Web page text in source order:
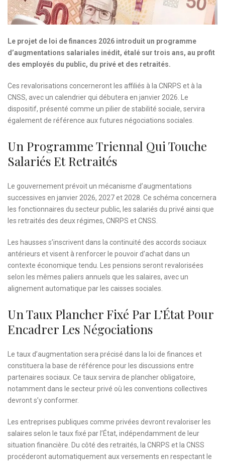
Le projet de loi de finances 2026 introduit un programme
d’augmentations salariales inédit, étalé sur trois ans, au profit
des employés du public, du privé et des retraités.
Ces revalorisations concerneront les affiliés à la CNRPS et à la
CNSS, avec un calendrier qui débutera en janvier 2026. Le
dispositif, présenté comme un pilier de stabilité sociale, servira
également de référence aux futures négociations sociales.
Un Programme Triennal Qui Touche
Salariés Et Retraités
Le gouvernement prévoit un mécanisme d’augmentations
successives en janvier 2026, 2027 et 2028. Ce schéma concernera
les fonctionnaires du secteur public, les salariés du privé ainsi que
les retraités des deux régimes, CNRPS et CNSS.
Les hausses s’inscrivent dans la continuité des accords sociaux
antérieurs et visent à renforcer le pouvoir d’achat dans un
contexte économique tendu. Les pensions seront revalorisées
selon les mêmes paliers annuels que les salaires, avec un
alignement automatique par les caisses sociales.
Un Taux Plancher Fixé Par L’État Pour
Encadrer Les Négociations
Le taux d’augmentation sera précisé dans la loi de finances et
constituera la base de référence pour les discussions entre
partenaires sociaux. Ce taux servira de plancher obligatoire,
notamment dans le secteur privé où les conventions collectives
devront s’y conformer.
Les entreprises publiques comme privées devront revaloriser les
salaires selon le taux fixé par l’État, indépendamment de leur
situation financière. Du côté des retraités, la CNRPS et la CNSS
procéderont automatiquement aux versements en respectant le